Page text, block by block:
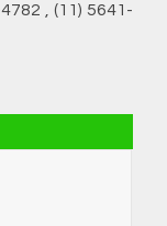
,(11) 5641-